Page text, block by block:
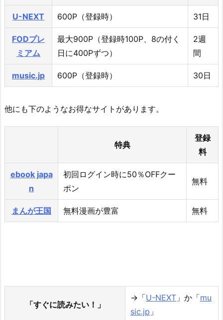
U-NEXT 600P（登録時） 31日
FODプレ
ミアム
最大900P（登録時100P、8の付く
日に400Pずつ）
2週
間
music.jp 600P（登録時） 30日
他にも下のようなお得なサイトがあります。
特典
登録
料
ebook japa
n
初回ログイン時に50％OFFクー
ポン
無料
まんが王国 無料漫画が豊富 無料
「すぐに読みたい！」
→「U-NEXT 」か「mu
sic.jp 」